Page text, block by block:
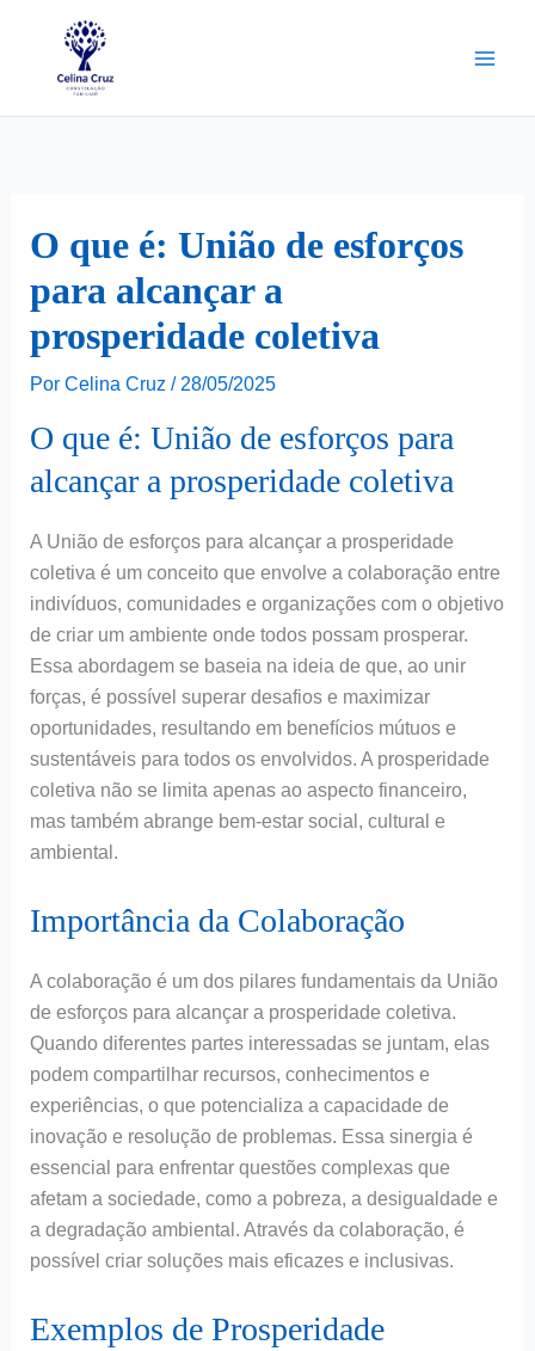
O que é: União de esforços
para alcançar a
prosperidade coletiva
Por Celina Cruz / 28/05/2025
O que é: União de esforços para
alcançar a prosperidade coletiva
A União de esforços para alcançar a prosperidade
coletiva é um conceito que envolve a colaboração entre
indivíduos, comunidades e organizações com o objetivo
de criar um ambiente onde todos possam prosperar.
Essa abordagem se baseia na ideia de que, ao unir
forças, é possível superar desafios e maximizar
oportunidades, resultando em benefícios mútuos e
sustentáveis para todos os envolvidos. A prosperidade
coletiva não se limita apenas ao aspecto financeiro,
mas também abrange bem-estar social, cultural e
ambiental.
Importância da Colaboração
A colaboração é um dos pilares fundamentais da União
de esforços para alcançar a prosperidade coletiva.
Quando diferentes partes interessadas se juntam, elas
podem compartilhar recursos, conhecimentos e
experiências, o que potencializa a capacidade de
inovação e resolução de problemas. Essa sinergia é
essencial para enfrentar questões complexas que
afetam a sociedade, como a pobreza, a desigualdade e
a degradação ambiental. Através da colaboração, é
possível criar soluções mais eficazes e inclusivas.
Exemplos de Prosperidade